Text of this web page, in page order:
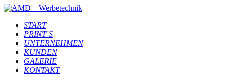
START
PRINT´S
UNTERNEHMEN
KUNDEN
GALERIE
KONTAKT